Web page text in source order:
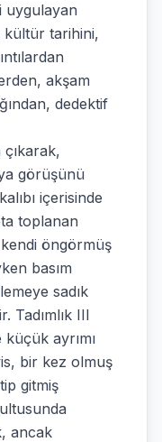
uygulayan
kültür tarihini,
akşam
dedektif
çıkarak,
görüşünü
içerisinde
toplanan
öngörmüş
basım
sadık
Tadımlık III
ayrımı
bir kez olmuş
gitmiş
ancak